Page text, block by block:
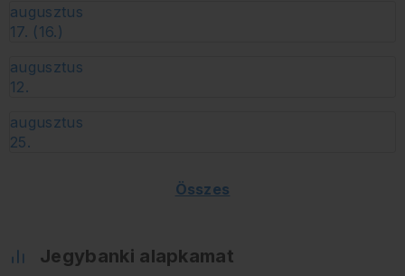
augusztus
17. (16.)
augusztus
12.
augusztus
25.
Összes
Jegybanki alapkamat